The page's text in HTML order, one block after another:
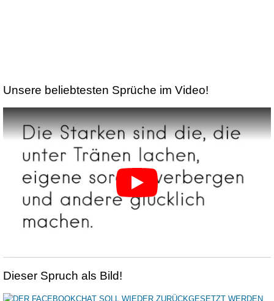
Unsere beliebtesten Sprüche im Video!
Dieser Spruch als Bild!